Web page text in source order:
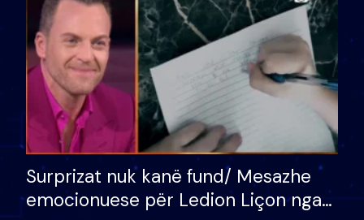
Surprizat nuk kanë fund/ Mesazhe
emocionuese për Ledion Liçon nga